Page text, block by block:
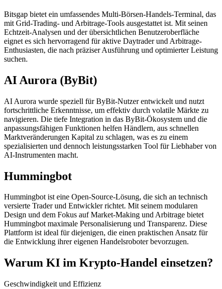
Bitsgap bietet ein umfassendes Multi-Börsen-Handels-Terminal, das
mit Grid-Trading- und Arbitrage-Tools ausgestattet ist. Mit seinen
Echtzeit-Analysen und der übersichtlichen Benutzeroberfläche
eignet es sich hervorragend für aktive Daytrader und Arbitrage-
Enthusiasten, die nach präziser Ausführung und optimierter Leistung
suchen.
AI Aurora (ByBit)
AI Aurora wurde speziell für ByBit-Nutzer entwickelt und nutzt
fortschrittliche Erkenntnisse, um effektiv durch volatile Märkte zu
navigieren. Die tiefe Integration in das ByBit-Ökosystem und die
anpassungsfähigen Funktionen helfen Händlern, aus schnellen
Marktveränderungen Kapital zu schlagen, was es zu einem
spezialisierten und dennoch leistungsstarken Tool für Liebhaber von
AI-Instrumenten macht.
Hummingbot
Hummingbot ist eine Open-Source-Lösung, die sich an technisch
versierte Trader und Entwickler richtet. Mit seinem modularen
Design und dem Fokus auf Market-Making und Arbitrage bietet
Hummingbot maximale Personalisierung und Transparenz. Diese
Plattform ist ideal für diejenigen, die einen praktischen Ansatz für
die Entwicklung ihrer eigenen Handelsroboter bevorzugen.
Warum KI im Krypto-Handel einsetzen?
Geschwindigkeit und Effizienz